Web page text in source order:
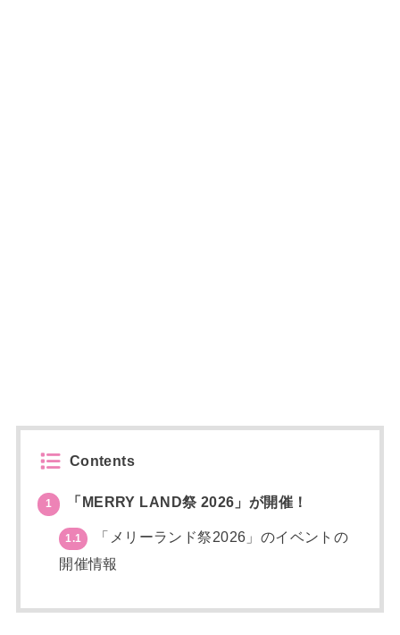
Contents
1 「MERRY LAND祭 2026」が開催！
1.1
「メリーランド祭2026」のイベントの
開催情報